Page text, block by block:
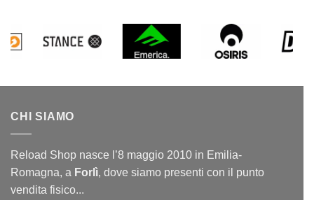
CHI SIAMO
Reload Shop nasce l’8 maggio 2010 in Emilia-
Romagna, a Forlì, dove siamo presenti con il punto
vendita fisico...